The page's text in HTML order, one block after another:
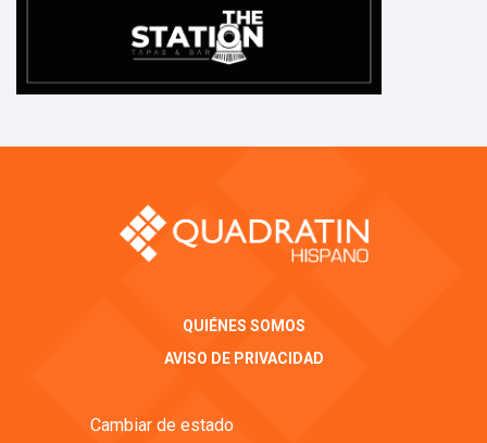
QUIÉNES SOMOS
AVISO DE PRIVACIDAD
Cambiar de estado